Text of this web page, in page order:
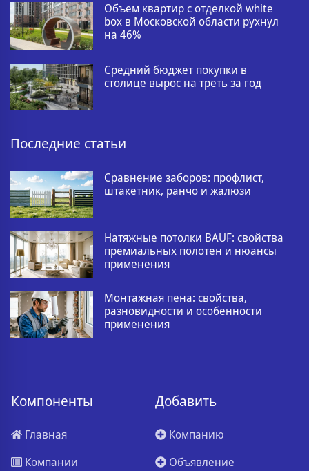
Объем квартир с отделкой white
box в Московской области рухнул
на 46%
Средний бюджет покупки в
столице вырос на треть за год
Последние статьи
Сравнение заборов: профлист,
штакетник, ранчо и жалюзи
Натяжные потолки BAUF: свойства
премиальных полотен и нюансы
применения
Монтажная пена: свойства,
разновидности и особенности
применения
Компоненты
Главная
Компании
Добавить
Компанию
Объявление